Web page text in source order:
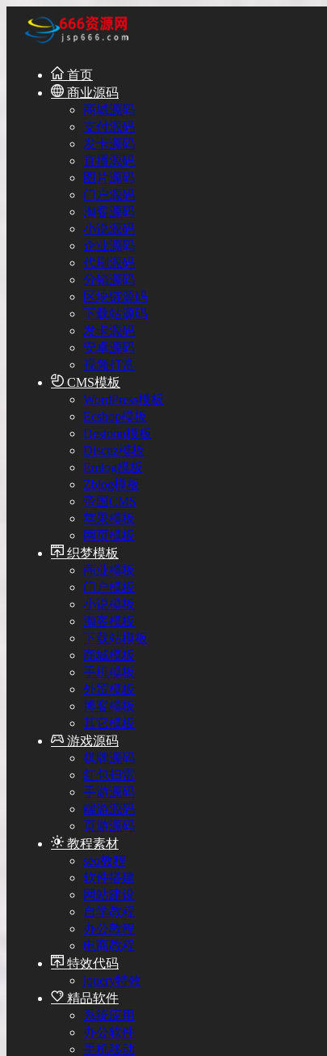
首页
商业源码
商城源码
支付源码
发卡源码
直播源码
图片源码
门户源码
淘客源码
小说源码
企业源码
代刷源码
分销源码
区块链源码
下载站源码
发卡源码
安卓源码
视频打赏
CMS模板
WordPress模板
Ecshop模板
Destoon模板
Discuz模板
Emlog模板
Zblog模板
帝国CMS
苹果模板
网页模板
织梦模板
商业模板
门户模板
小说模板
淘客模板
下载站模板
商城模板
手机模板
外贸模板
博客模板
其它模板
游戏源码
棋牌源码
红包扫雷
手游源码
端游源码
页游源码
教程素材
seo教程
软件搭建
网站建设
自学教程
办公教程
电商教程
特效代码
jquery特效
精品软件
系统应用
办公软件
手机移动